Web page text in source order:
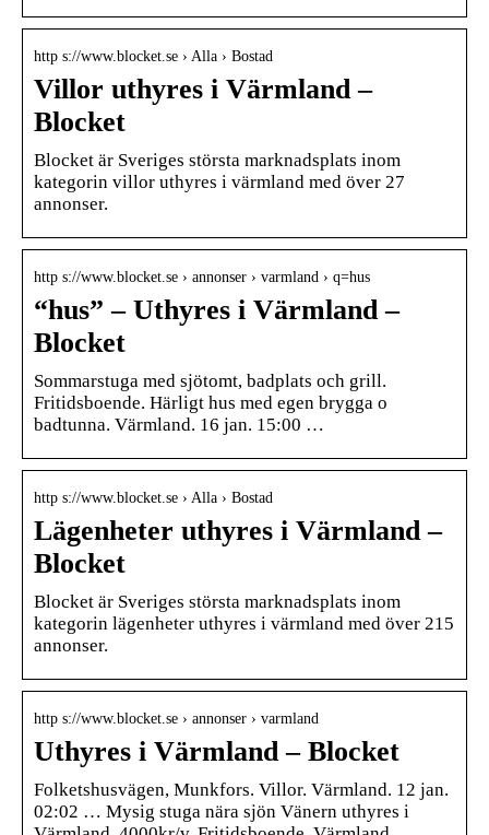
http s://www.blocket.se › Alla › Bostad
Villor uthyres i Värmland –
Blocket
Blocket är Sveriges största marknadsplats inom
kategorin villor uthyres i värmland med över 27
annonser.
http s://www.blocket.se › annonser › varmland › q=hus
“hus” – Uthyres i Värmland –
Blocket
Sommarstuga med sjötomt, badplats och grill.
Fritidsboende. Härligt hus med egen brygga o
badtunna. Värmland. 16 jan. 15:00 …
http s://www.blocket.se › Alla › Bostad
Lägenheter uthyres i Värmland –
Blocket
Blocket är Sveriges största marknadsplats inom
kategorin lägenheter uthyres i värmland med över 215
annonser.
http s://www.blocket.se › annonser › varmland
Uthyres i Värmland – Blocket
Folketshusvägen, Munkfors. Villor. Värmland. 12 jan.
02:02 … Mysig stuga nära sjön Vänern uthyres i